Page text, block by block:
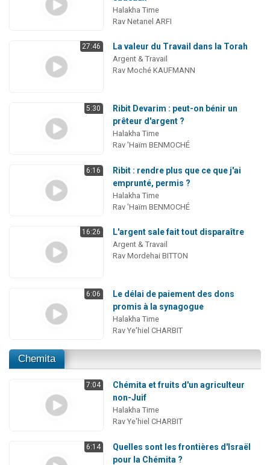
Halakha Time
Rav Netanel ARFI
27:46 La valeur du Travail dans la Torah
Argent & Travail
Rav Moché KAUFMANN
5:30
Ribit Devarim : peut-on bénir un
prêteur d'argent ?
Halakha Time
Rav 'Haïm BENMOCHÉ
6:16
Ribit : rendre plus que ce que j'ai
emprunté, permis ?
Halakha Time
Rav 'Haïm BENMOCHÉ
16:26 L'argent sale fait tout disparaître
Argent & Travail
Rav Mordehai BITTON
6:06
Le délai de paiement des dons
promis à la synagogue
Halakha Time
Rav Ye'hiel CHARBIT
Chemita
7:04
Chémita et fruits d'un agriculteur
non-Juif
Halakha Time
Rav Ye'hiel CHARBIT
6:14
Quelles sont les frontières d'Israël
pour la Chémita ?